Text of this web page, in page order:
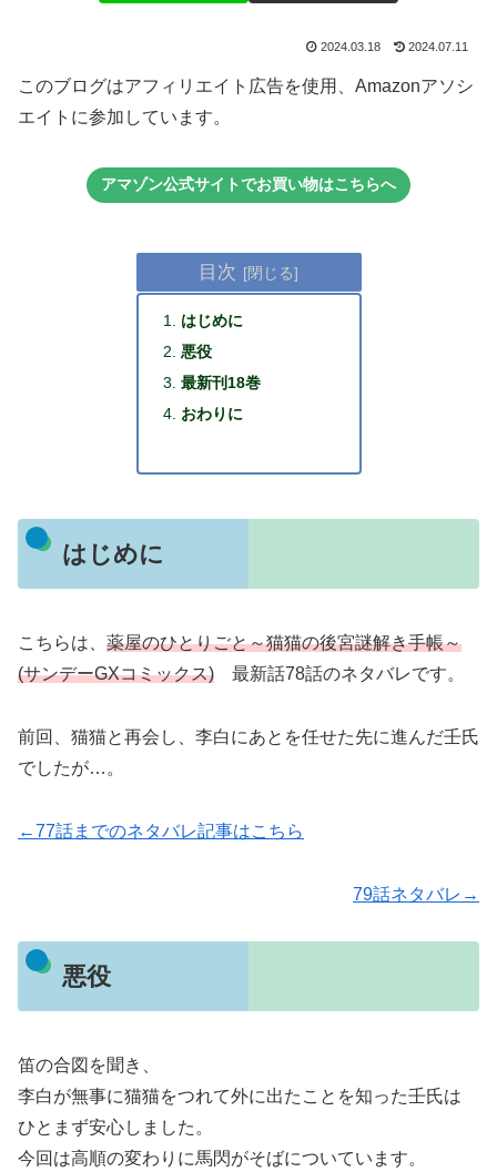
2024.03.18 2024.07.11
このブログはアフィリエイト広告を使用、Amazonアソシ
エイトに参加しています。
アマゾン公式サイトでお買い物はこちらへ
目次
はじめに
悪役
最新刊18巻
おわりに
はじめに
こちらは、 薬屋のひとりごと～猫猫の後宮謎解き手帳～
(サンデーGXコミックス) 最新話78話のネタバレです。
前回、猫猫と再会し、李白にあとを任せた先に進んだ壬氏
でしたが…。
←77話までのネタバレ記事はこちら
79話ネタバレ→
悪役
笛の合図を聞き、
李白が無事に猫猫をつれて外に出たことを知った壬氏は
ひとまず安心しました。
今回は高順の変わりに馬閃がそばについています。